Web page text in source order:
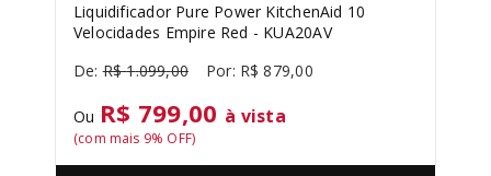
Liquidificador Pure Power KitchenAid 10
Velocidades Empire Red - KUA20AV
R$ 1.099,00 R$ 879,00
Ou R$ 799,00 à vista
(com mais 9% OFF)